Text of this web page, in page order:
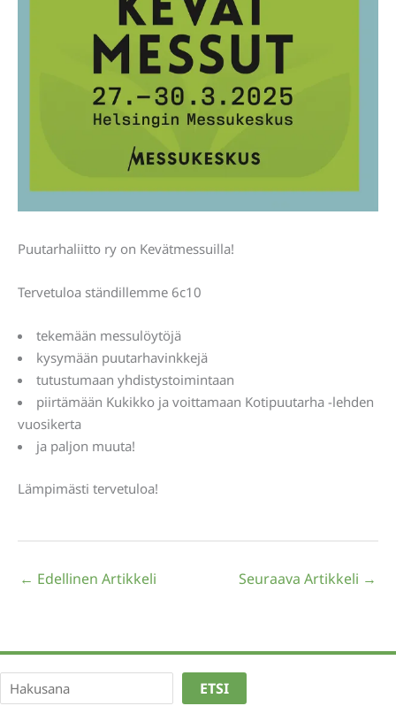
Puutarhaliitto ry on Kevätmessuilla!
Tervetuloa ständillemme 6c10
tekemään messulöytöjä
kysymään puutarhavinkkejä
tutustumaan yhdistystoimintaan
piirtämään Kukikko ja voittamaan Kotipuutarha -lehden
vuosikerta
ja paljon muuta!
Lämpimästi tervetuloa!
← Edellinen Artikkeli Seuraava Artikkeli →
Etsi
ETSI